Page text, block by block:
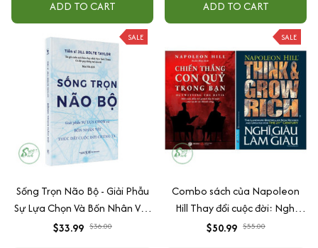
ADD TO CART ADD TO CART
SALE
Sống Trọn Não Bộ - Giải Phẫu
Sự Lựa Chọn Và Bốn Nhân Vật
Thúc Đẩy Cuộc Đời Chúng Ta
$33.99 $36.00
SALE
Combo sách của Napoleon
Hill Thay đổi cuộc đời: Nghĩ
Giàu Và Làm Giàu + Chiến
$50.99 $55.00